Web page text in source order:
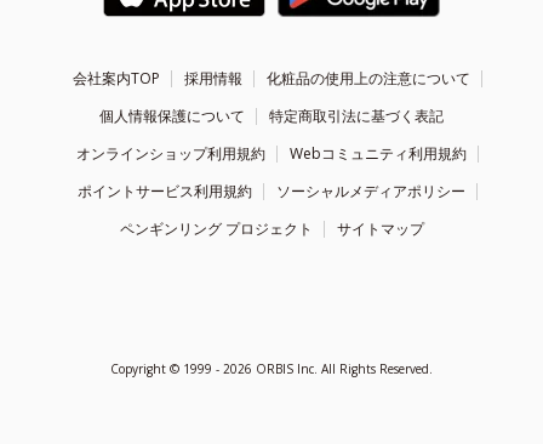
会社案内TOP 採用情報
化粧品の使用上の注意について
個人情報保護について
特定商取引法に基づく表記
オンラインショップ利用規約
Webコミュニティ利用規約
ポイントサービス利用規約
ソーシャルメディアポリシー
ペンギンリング プロジェクト
サイトマップ
Copyright © 1999 - 2026 ORBIS Inc. All Rights Reserved.